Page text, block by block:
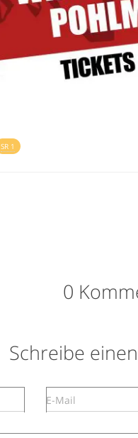
SR 1
0
Schreibe
E-Mail